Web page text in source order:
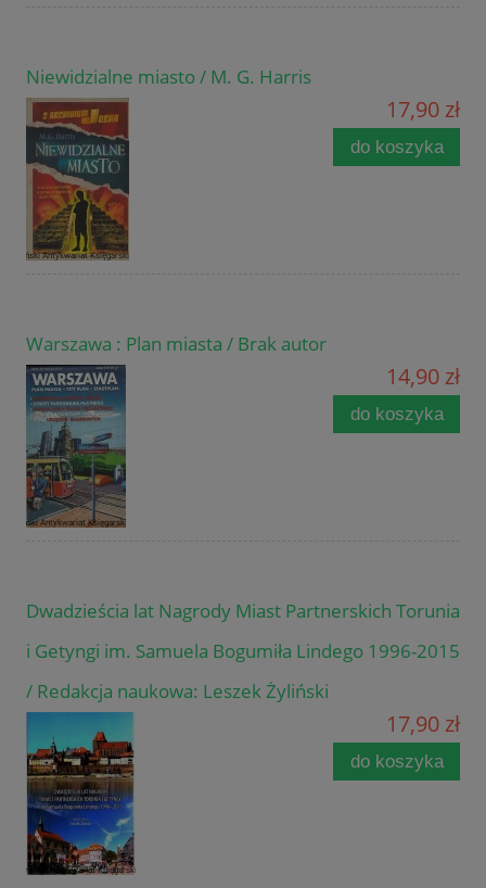
Niewidzialne miasto / M. G. Harris
17,90 zł
do koszyka
Warszawa : Plan miasta / Brak autor
14,90 zł
do koszyka
Dwadzieścia lat Nagrody Miast Partnerskich Torunia
i Getyngi im. Samuela Bogumiła Lindego 1996-2015
/ Redakcja naukowa: Leszek Żyliński
17,90 zł
do koszyka